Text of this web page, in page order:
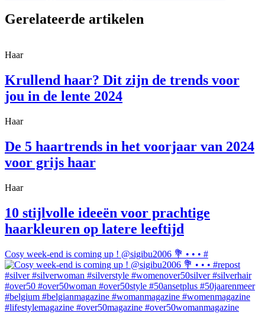
Gerelateerde artikelen
Haar
Krullend haar? Dit zijn de trends voor
jou in de lente 2024
Haar
De 5 haartrends in het voorjaar van 2024
voor grijs haar
Haar
10 stijlvolle ideeën voor prachtige
haarkleuren op latere leeftijd
Cosy week-end is coming up ! @sigibu2006 💐 • • • #